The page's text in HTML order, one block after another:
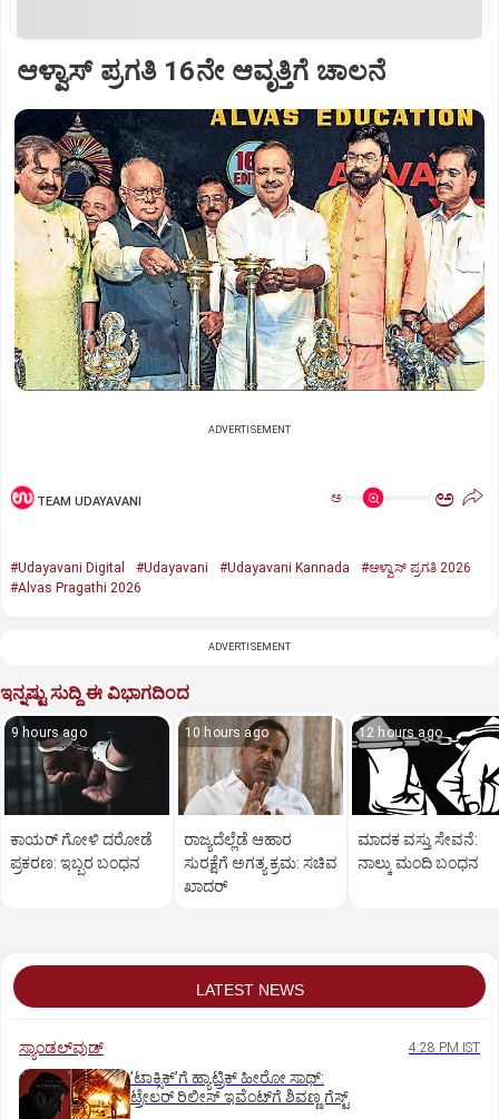
ಆಳ್ವಾಸ್‌ ಪ್ರಗತಿ 16ನೇ ಆವೃತ್ತಿಗೆ ಚಾಲನೆ
ADVERTISEMENT
TEAM UDAYAVANI ಅ ಅ
#Udayavani Digital #Udayavani #Udayavani Kannada
#ಆಳ್ವಾಸ್‌ ಪ್ರಗತಿ 2026
#Alvas Pragathi 2026
ADVERTISEMENT
ಇನ್ನಷ್ಟು ಸುದ್ದಿ ಈ ವಿಭಾಗದಿಂದ
9 hours ago
ಕಾಯರ್ ಗೋಳಿ ದರೋಡೆ
ಪ್ರಕರಣ: ಇಬ್ಬರ ಬಂಧನ
10 hours ago
ರಾಜ್ಯದೆಲ್ಲೆಡೆ ಆಹಾರ
ಸುರಕ್ಷೆಗೆ ಅಗತ್ಯ ಕ್ರಮ: ಸಚಿವ
ಖಾದರ್
12 hours ago
ಮಾದಕ ವಸ್ತು ಸೇವನೆ:
ನಾಲ್ಕು ಮಂದಿ ಬಂಧನ
LATEST NEWS
ಸ್ಯಾಂಡಲ್‌ವುಡ್‌ 4:28 PM IST
ʼಟಾಕ್ಸಿಕ್‌ʼಗೆ ಹ್ಯಾಟ್ರಿಕ್‌ ಹೀರೋ ಸಾಥ್:‌
ಟ್ರೇಲರ್‌ ರಿಲೀಸ್‌ ಇವೆಂಟ್‌ಗೆ ಶಿವಣ್ಣ ಗೆಸ್ಟ್